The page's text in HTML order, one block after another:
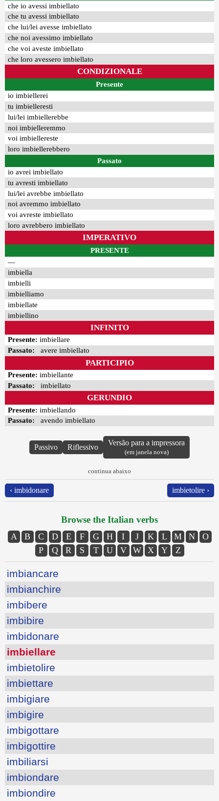
che io avessi imbiellato
che tu avessi imbiellato
che lui/lei avesse imbiellato
che noi avessimo imbiellato
che voi aveste imbiellato
che loro avessero imbiellato
CONDIZIONALE
Presente
io imbiellerei
tu imbielleresti
lui/lei imbiellerebbe
noi imbielleremmo
voi imbiellereste
loro imbiellerebbero
Passato
io avrei imbiellato
tu avresti imbiellato
lui/lei avrebbe imbiellato
noi avremmo imbiellato
voi avreste imbiellato
loro avrebbero imbiellato
IMPERATIVO
PRESENTE
—
imbiella
imbielli
imbielliamo
imbiellate
imbiellino
INFINITO
Presente: imbiellare
Passato: avere imbiellato
PARTICIPIO
Presente: imbiellante
Passato: imbiellato
GERUNDIO
Presente: imbiellando
Passato: avendo imbiellato
Passivo Riflessivo
Versão para a impressora
(em janela nova)
continua abaixo
‹ imbidonare imbietolire ›
Browse the Italian verbs
A B C D E F G H I J K L M N
O
P
Q R S T U V W X Y Z
imbiancare
imbianchire
imbibere
imbibire
imbidonare
imbiellare
imbietolire
imbiettare
imbigiare
imbigire
imbigottare
imbigottire
imbiliarsi
imbiondare
imbiondire